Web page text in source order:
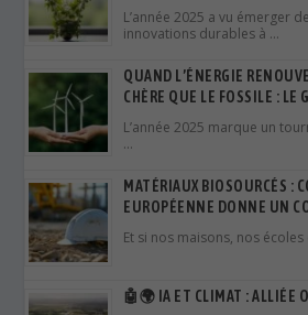
L’année 2025 a vu émerger
innovations durables à …
QUAND L’ÉNERGIE
CHÈRE QUE LE FOSSILE : LE
L’année 2025 marque un
…
MATÉRIAUX BIOSOURCÉS :
EUROPÉENNE DONNE UN
Et si nos maisons, nos
🤖🌍 IA ET CLIMAT : ALLIÉE